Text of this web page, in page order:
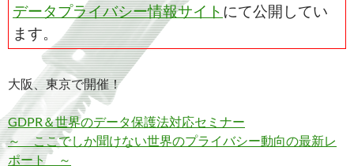
データプライバシー情報サイト にて公開してい
ます。
大阪、東京で開催！
GDPR＆世界のデータ保護法対応セミナー
～ ここでしか聞けない世界のプライバシー動向の最新レ
ポート ～